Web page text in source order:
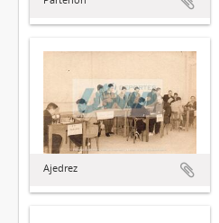
Ajedrez